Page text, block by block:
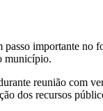
importante no
município.
reunião com
dos recursos